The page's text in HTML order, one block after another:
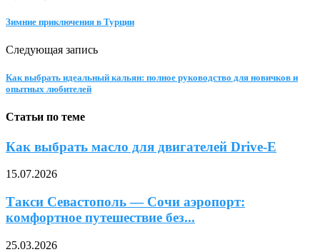
Зимние приключения в Турции
Следующая запись
Как выбрать идеальный кальян: полное руководство для новичков и
опытных любителей
Статьи по теме
Как выбрать масло для двигателей Drive-E
15.07.2026
Такси Севастополь — Сочи аэропорт:
комфортное путешествие без...
25.03.2026